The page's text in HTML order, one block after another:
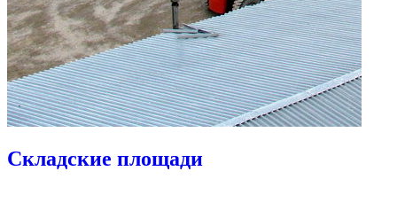
Складские площади